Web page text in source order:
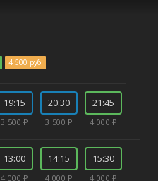
4 500 руб.
19:15
3 500 ₽
20:30
3 500 ₽
21:45
4 000 ₽
13:00
4 000 ₽
14:15
4 000 ₽
15:30
4 000 ₽